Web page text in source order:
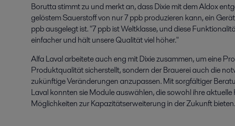
Borutta stimmt zu und merkt an, dass Dixie mit dem Aldox
gelöstem Sauerstoff von nur 7 ppb produzieren kann, ein
ppb ausgelegt ist. "7 ppb ist Weltklasse, und diese
einfacher und hält unsere Qualität viel höher."
Alfa Laval arbeitete auch eng mit Dixie zusammen, um eine
Produktqualität sicherstellt, sondern der Brauerei auch die
zukünftige Veränderungen anzupassen. Mit sorgfältiger
Laval konnten sie Module auswählen, die sowohl ihre
Möglichkeiten zur Kapazitätserweiterung in der Zukunft bieten.